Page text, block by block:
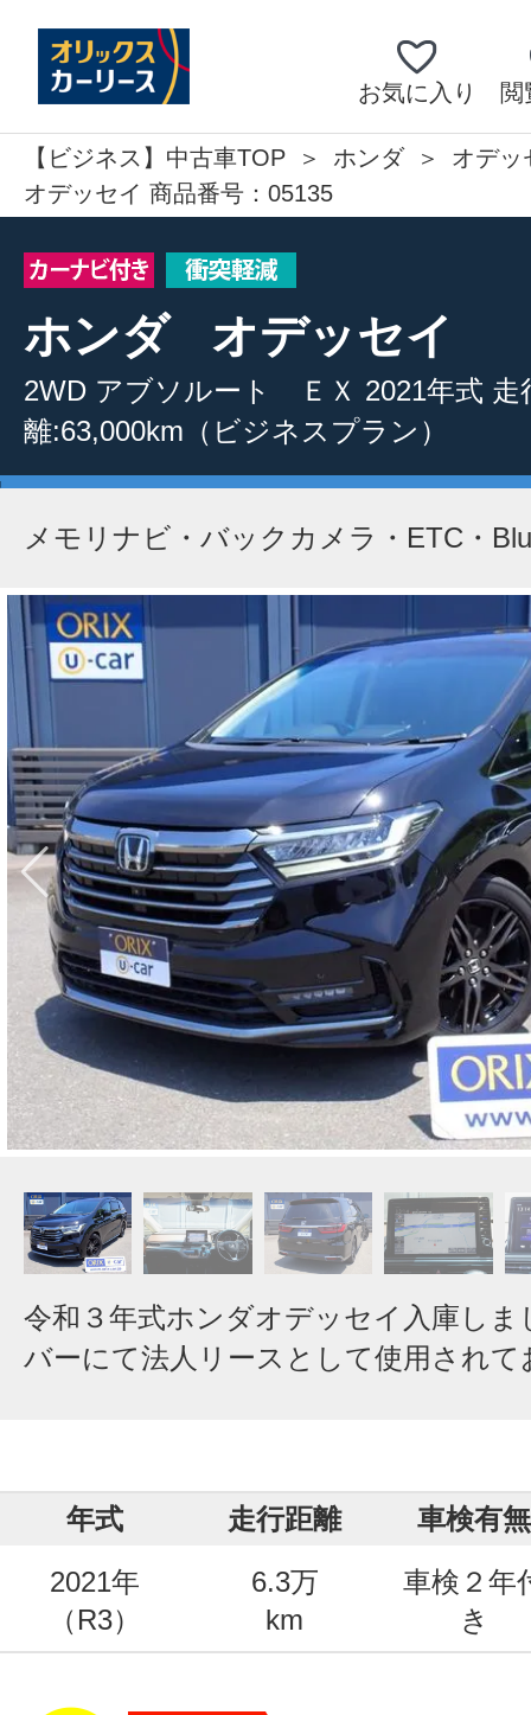
お気に入り 閲
【ビジネス】中古車TOP ホンダ
オデッ
オデッセイ 商品番号：05135
ホンダ オデッセイ
2WD アブソルート ＥＸ 2021年式 走
離:63,000km （ビジネスプラン）
メモリナビ・バックカメラ・ETC・
令和３年式ホンダオデッセイ入庫しま
バーにて法人リースとして使用されて
年式 走行距離
車検有無
2021年
（R3）
6.3万
km
車検２年
き